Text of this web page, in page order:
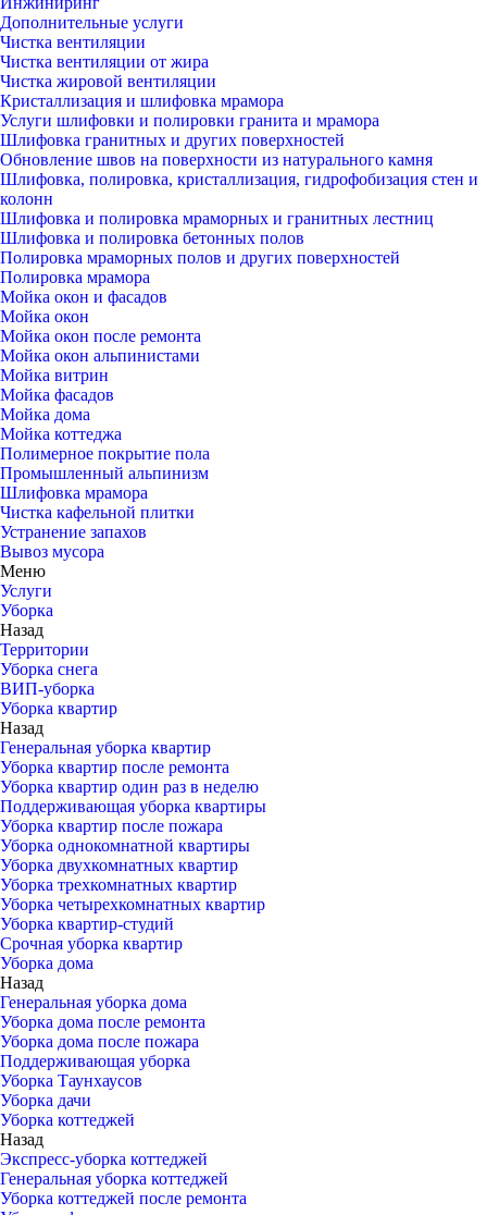
Дополнительные услуги
Чистка вентиляции
Чистка вентиляции от жира
Чистка жировой вентиляции
Кристаллизация и шлифовка мрамора
Услуги шлифовки и полировки гранита и мрамора
Шлифовка гранитных и других поверхностей
Обновление швов на поверхности из натурального камня
Шлифовка, полировка, кристаллизация, гидрофобизация стен и
колонн
Шлифовка и полировка мраморных и гранитных лестниц
Шлифовка и полировка бетонных полов
Полировка мраморных полов и других поверхностей
Полировка мрамора
Мойка окон и фасадов
Мойка окон
Мойка окон после ремонта
Мойка окон альпинистами
Мойка витрин
Мойка фасадов
Мойка дома
Мойка коттеджа
Полимерное покрытие пола
Промышленный альпинизм
Шлифовка мрамора
Чистка кафельной плитки
Устранение запахов
Вывоз мусора
Меню
Услуги
Уборка
Назад
Территории
Уборка снега
ВИП-уборка
Уборка квартир
Назад
Генеральная уборка квартир
Уборка квартир после ремонта
Уборка квартир один раз в неделю
Поддерживающая уборка квартиры
Уборка квартир после пожара
Уборка однокомнатной квартиры
Уборка двухкомнатных квартир
Уборка трехкомнатных квартир
Уборка четырехкомнатных квартир
Уборка квартир-студий
Срочная уборка квартир
Уборка дома
Назад
Генеральная уборка дома
Уборка дома после ремонта
Уборка дома после пожара
Поддерживающая уборка
Уборка Таунхаусов
Уборка дачи
Уборка коттеджей
Назад
Экспресс-уборка коттеджей
Генеральная уборка коттеджей
Уборка коттеджей после ремонта